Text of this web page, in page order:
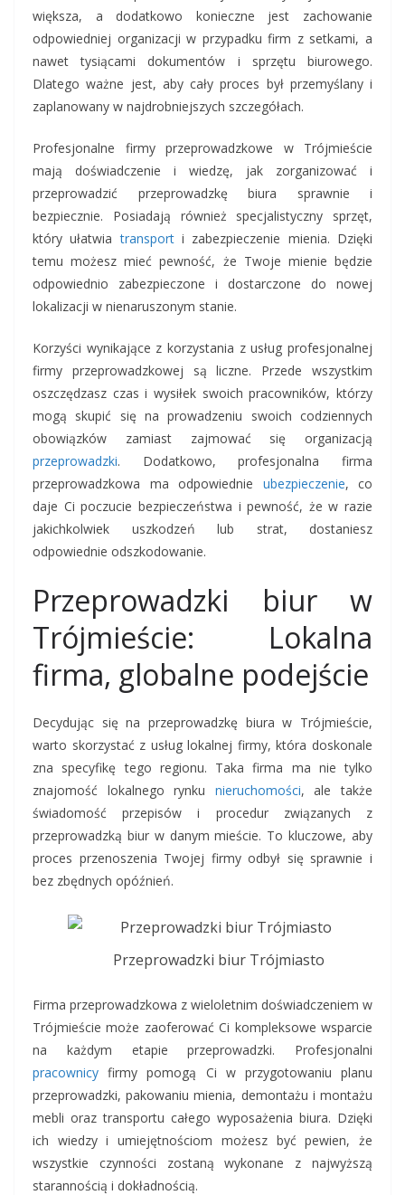
większa, a dodatkowo konieczne jest zachowanie
odpowiedniej organizacji w przypadku firm z setkami, a
nawet tysiącami dokumentów i sprzętu biurowego.
Dlatego ważne jest, aby cały proces był przemyślany i
zaplanowany w najdrobniejszych szczegółach.
Profesjonalne firmy przeprowadzkowe w Trójmieście
mają doświadczenie i wiedzę, jak zorganizować i
przeprowadzić przeprowadzkę biura sprawnie i
bezpiecznie. Posiadają również specjalistyczny sprzęt,
który ułatwiatransporti zabezpieczenie mienia. Dzięki
temu możesz mieć pewność, że Twoje mienie będzie
odpowiednio zabezpieczone i dostarczone do nowej
lokalizacji w nienaruszonym stanie.
Korzyści wynikające z korzystania z usług profesjonalnej
firmy przeprowadzkowej są liczne. Przede wszystkim
oszczędzasz czas i wysiłek swoich pracowników, którzy
mogą skupić się na prowadzeniu swoich codziennych
obowiązków zamiast zajmować się organizacją
przeprowadzki. Dodatkowo, profesjonalna firma
przeprowadzkowa ma odpowiednie ubezpieczenie, co
daje Ci poczucie bezpieczeństwa i pewność, że w razie
jakichkolwiek uszkodzeń lub strat, dostaniesz
odpowiednie odszkodowanie.
Przeprowadzki biur w
Trójmieście: Lokalna
firma, globalne podejście
Decydując się na przeprowadzkę biura w Trójmieście,
warto skorzystać z usług lokalnej firmy, która doskonale
zna specyfikę tego regionu. Taka firma ma nie tylko
znajomość lokalnego rynku nieruchomości, ale także
świadomość przepisów i procedur związanych z
przeprowadzką biur w danym mieście. To kluczowe, aby
proces przenoszenia Twojej firmy odbył się sprawnie i
bez zbędnych opóźnień.
Przeprowadzki biur Trójmiasto
Firma przeprowadzkowa z wieloletnim doświadczeniem w
Trójmieście może zaoferować Ci kompleksowe wsparcie
na każdym etapie przeprowadzki. Profesjonalni
pracownicy firmy pomogą Ci w przygotowaniu planu
przeprowadzki, pakowaniu mienia, demontażu i montażu
mebli oraz transportu całego wyposażenia biura. Dzięki
ich wiedzy i umiejętnościom możesz być pewien, że
wszystkie czynności zostaną wykonane z najwyższą
starannością i dokładnością.